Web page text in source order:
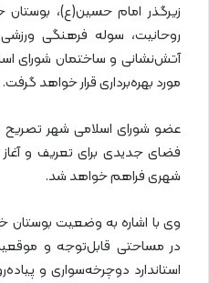
زیرگذر امام حسین(ع)،
روحانیت، سوله فرهنگی
آتش‌نشانی و ساختمان شورای
مورد بهره‌برداری قرار خواهد گرفت.
عضو شورای اسلامی شهر تصریح
فضای جدیدی برای تعریف و
شهری فراهم خواهد شد.
وی با اشاره به وضعیت بوستان
در مساحتی قابل‌توجه و
استاندارد دوچرخه‌سواری و